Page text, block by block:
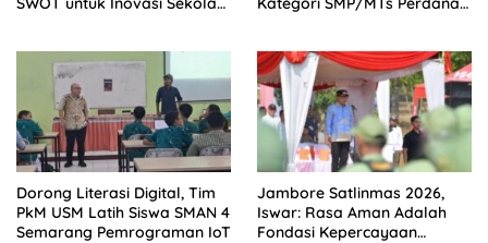
Dorong Literasi Digital, Tim
PkM USM Latih Siswa SMAN 4
Semarang Pemrograman IoT
Jambore Satlinmas 2026,
Iswar: Rasa Aman Adalah
Fondasi Kepercayaan